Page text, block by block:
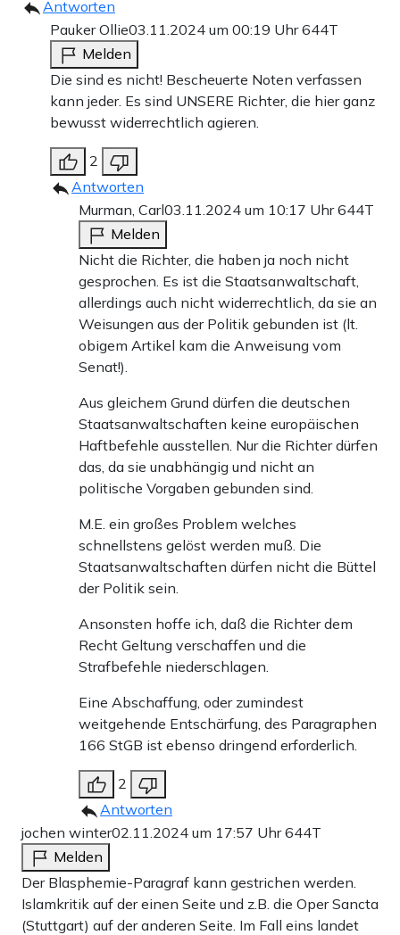
Antworten
Pauker Ollie03.11.2024 um 00:19 Uhr644T
Melden
Die sind es nicht! Bescheuerte Noten verfassen
kann jeder. Es sind UNSERE Richter, die hier ganz
bewusst widerrechtlich agieren.
2
Antworten
Murman, Carl03.11.2024 um 10:17 Uhr644T
Melden
Nicht die Richter, die haben ja noch nicht
gesprochen. Es ist die Staatsanwaltschaft,
allerdings auch nicht widerrechtlich, da sie an
Weisungen aus der Politik gebunden ist (lt.
obigem Artikel kam die Anweisung vom
Senat!).
Aus gleichem Grund dürfen die deutschen
Staatsanwaltschaften keine europäischen
Haftbefehle ausstellen. Nur die Richter dürfen
das, da sie unabhängig und nicht an
politische Vorgaben gebunden sind.
M.E. ein großes Problem welches
schnellstens gelöst werden muß. Die
Staatsanwaltschaften dürfen nicht die Büttel
der Politik sein.
Ansonsten hoffe ich, daß die Richter dem
Recht Geltung verschaffen und die
Strafbefehle niederschlagen.
Eine Abschaffung, oder zumindest
weitgehende Entschärfung, des Paragraphen
166 StGB ist ebenso dringend erforderlich.
2
Antworten
jochen winter02.11.2024 um 17:57 Uhr644T
Melden
Der Blasphemie-Paragraf kann gestrichen werden.
Islamkritik auf der einen Seite und z.B. die Oper Sancta
(Stuttgart) auf der anderen Seite. Im Fall eins landet